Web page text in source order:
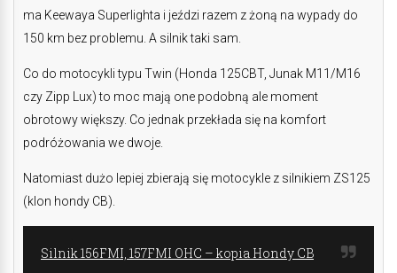
ma Keewaya Superlighta i jeździ razem z żoną na wypady do
150 km bez problemu. A silnik taki sam.
Co do motocykli typu Twin (Honda 125CBT, Junak M11/M16
czy Zipp Lux) to moc mają one podobną ale moment
obrotowy większy. Co jednak przekłada się na komfort
podróżowania we dwoje.
Natomiast dużo lepiej zbierają się motocykle z silnikiem ZS125
(klon hondy CB).
Silnik 156FMI, 157FMI OHC – kopia Hondy CB